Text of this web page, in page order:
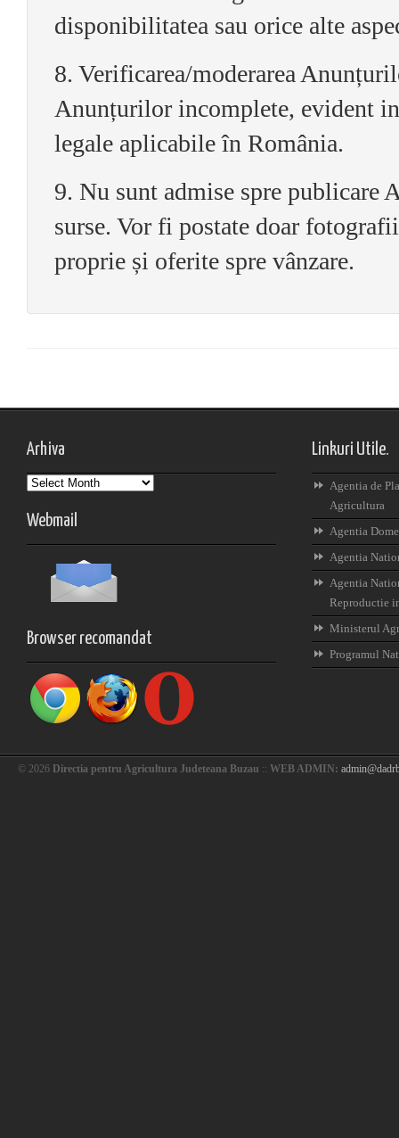
disponibilitatea sau orice alte
8. Verificarea/moderarea
Anunțurilor incomplete, evident
legale aplicabile în România.
9. Nu sunt admise spre publicare
surse. Vor fi postate doar
proprie și oferite spre vânzare.
Arhiva
Arhiva
Webmail
Browser recomandat
Linkuri Utile.
Agentia de
Agricultura
Agentia
Agentia
Agentia
Reproductie
Ministerul
Programul
© 2026 Directia pentru Agricultura Judeteana Buzau :: WEB ADMIN: